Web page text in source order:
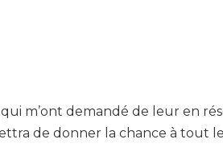
m’ont demandé de leur en
de donner la chance à tout